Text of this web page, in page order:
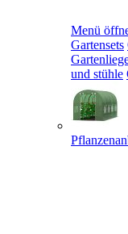
Menü
Gartensets
und stühle